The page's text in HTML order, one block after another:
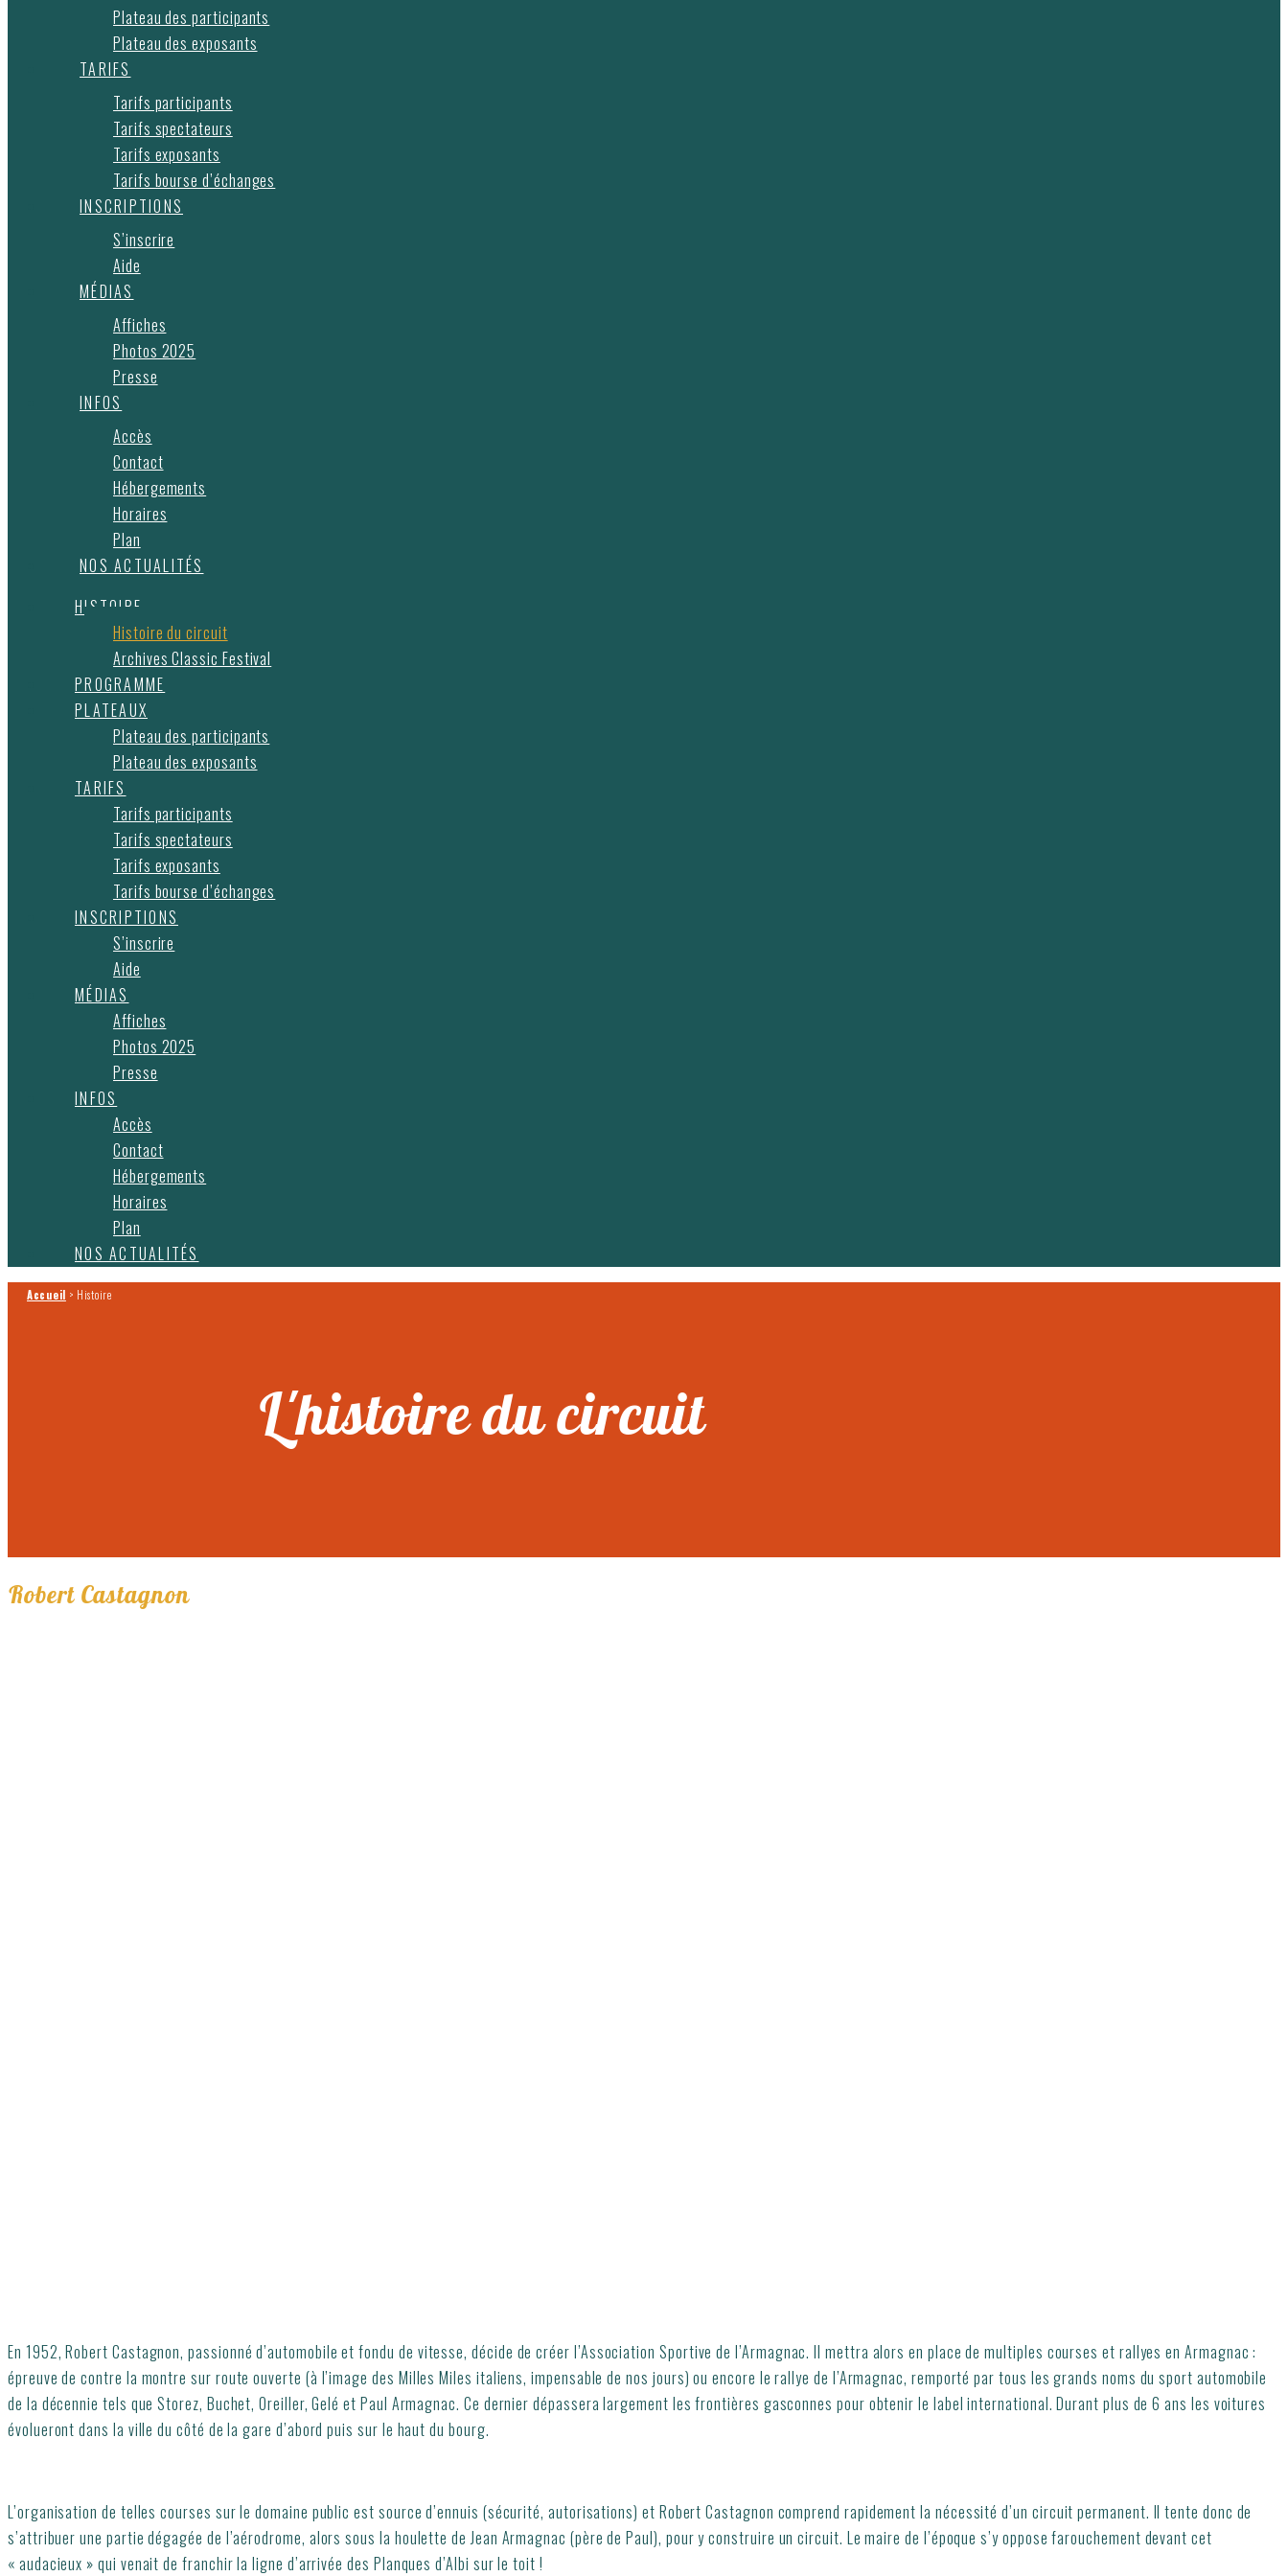
Plateau des participants
Plateau des exposants
TARIFS
Tarifs participants
Tarifs spectateurs
Tarifs exposants
Tarifs bourse d’échanges
INSCRIPTIONS
S’inscrire
Aide
MÉDIAS
Affiches
Photos 2025
Presse
INFOS
Accès
Contact
Hébergements
Horaires
Plan
NOS ACTUALITÉS
HISTOIRE
Histoire du circuit
Archives Classic Festival
PROGRAMME
PLATEAUX
Plateau des participants
Plateau des exposants
TARIFS
Tarifs participants
Tarifs spectateurs
Tarifs exposants
Tarifs bourse d’échanges
INSCRIPTIONS
S’inscrire
Aide
MÉDIAS
Affiches
Photos 2025
Presse
INFOS
Accès
Contact
Hébergements
Horaires
Plan
NOS ACTUALITÉS
Accueil > Histoire
L'histoire du circuit
Robert Castagnon
En 1952, Robert Castagnon, passionné d’automobile et fondu de vitesse, décide de créer l’Association Sportive de l’Armagnac. Il mettra alors en place de multiples courses et rallyes en Armagnac :
épreuve de contre la montre sur route ouverte (à l’image des Milles Miles italiens, impensable de nos jours) ou encore le rallye de l’Armagnac, remporté par tous les grands noms du sport automobile
de la décennie tels que Storez, Buchet, Oreiller, Gelé et Paul Armagnac. Ce dernier dépassera largement les frontières gasconnes pour obtenir le label international. Durant plus de 6 ans les voitures
évolueront dans la ville du côté de la gare d’abord puis sur le haut du bourg.
L’organisation de telles courses sur le domaine public est source d’ennuis (sécurité, autorisations) et Robert Castagnon comprend rapidement la nécessité d’un circuit permanent. Il tente donc de
s’attribuer une partie dégagée de l’aérodrome, alors sous la houlette de Jean Armagnac (père de Paul), pour y construire un circuit. Le maire de l’époque s’y oppose farouchement devant cet
« audacieux » qui venait de franchir la ligne d’arrivée des Planques d’Albi sur le toit !